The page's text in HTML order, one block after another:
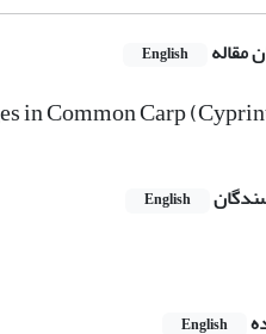
مقاله English
in Common Carp
English
English